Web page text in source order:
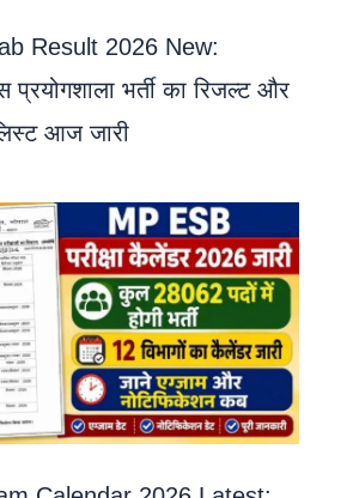
Result 2026 New:
प्रयोगशाला भर्ती का रिजल्ट और
आज जारी